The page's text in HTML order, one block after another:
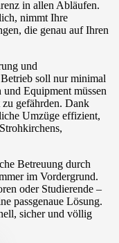
in allen Abläufen.
nimmt Ihre
die genau auf Ihren
und
soll nur minimal
Equipment müssen
zu gefährden. Dank
Umzüge effizient,
Betreuung durch
im Vordergrund.
oder Studierende –
passgenaue Lösung.
sicher und völlig